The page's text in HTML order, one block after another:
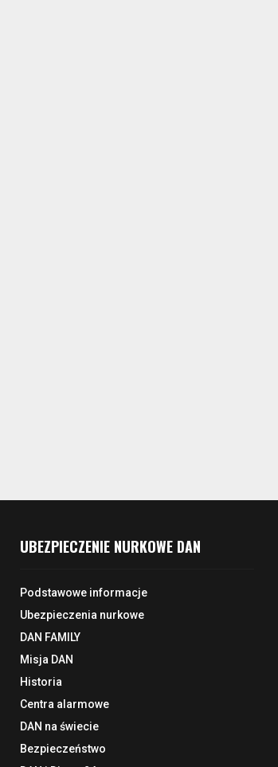
UBEZPIECZENIE NURKOWE DAN
Podstawowe informacje
Ubezpieczenia nurkowe
DAN FAMILY
Misja DAN
Historia
Centra alarmowe
DAN na świecie
Bezpieczeństwo